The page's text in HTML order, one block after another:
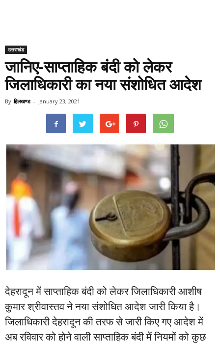
उत्तराखंड
जानिए-साप्ताहिक बंदी को लेकर
जिलाधिकारी का नया संशोधित आदेश
By हिलखण्ड - January 23, 2021
देहरादून में साप्ताहिक बंदी को लेकर जिलाधिकारी आशीष
कुमार श्रीवास्तव ने नया संशोधित आदेश जारी किया है।
जिलाधिकारी देहरादून की तरफ से जारी किए गए आदेश में
अब रविवार को होने वाली साप्ताहिक बंदी में नियमों को कुछ